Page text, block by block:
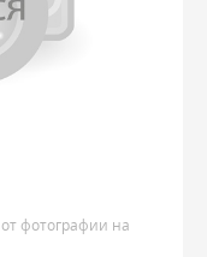
фотографии на